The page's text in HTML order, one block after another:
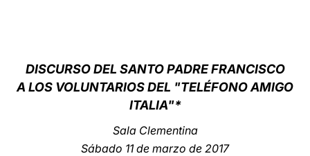
DISCURSO DEL SANTO PADRE FRANCISCO
A LOS VOLUNTARIOS DEL "TELÉFONO AMIGO
ITALIA"*
Sala Clementina
Sábado 11 de marzo de 2017